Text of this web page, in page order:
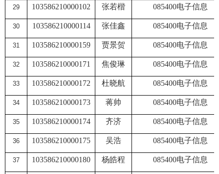
29 103586210000102 张若楷 085400电子信息
30 103586210000114 张佳鑫 085400电子信息
31 103586210000159 贾景贺 085400电子信息
32 103586210000171 焦俊琳 085400电子信息
33 103586210000172 杜晓航 085400电子信息
34 103586210000173 蒋帅 085400电子信息
35 103586210000174 齐济 085400电子信息
36 103586210000175 吴浩 085400电子信息
37 103586210000180 杨皓程 085400电子信息